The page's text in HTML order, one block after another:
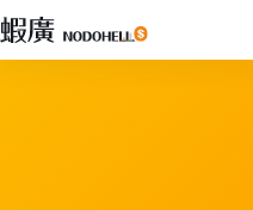
跳
至